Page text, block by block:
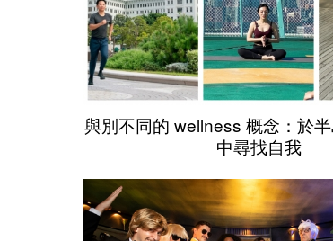
與別不同的 wellness 概念：於
中尋找自我